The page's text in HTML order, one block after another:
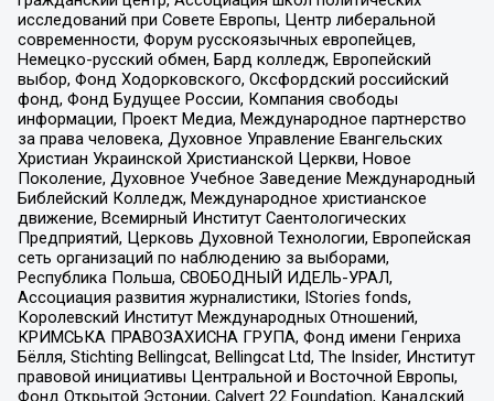
исследований при Совете Европы, Центр либеральной
современности, Форум русскоязычных европейцев,
Немецко-русский обмен, Бард колледж, Европейский
выбор, Фонд Ходорковского, Оксфордский российский
фонд, Фонд Будущее России, Компания свободы
информации, Проект Медиа, Международное партнерство
за права человека, Духовное Управление Евангельских
Христиан Украинской Христианской Церкви, Новое
Поколение, Духовное Учебное Заведение Международный
Библейский Колледж, Международное христианское
движение, Всемирный Институт Саентологических
Предприятий, Церковь Духовной Технологии, Европейская
сеть организаций по наблюдению за выборами,
Республика Польша, СВОБОДНЫЙ ИДЕЛЬ-УРАЛ,
Ассоциация развития журналистики, IStories fonds,
Королевский Институт Международных Отношений,
КРИМСЬКА ПРАВОЗАХИСНА ГРУПА, Фонд имени Генриха
Бёлля, Stichting Bellingcat, Bellingcat Ltd, The Insider, Институт
правовой инициативы Центральной и Восточной Европы,
Фонд Открытой Эстонии, Calvert 22 Foundation, Канадский